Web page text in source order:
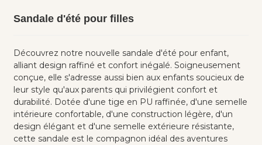
Sandale d'été pour filles
Découvrez notre nouvelle sandale d'été pour enfant,
alliant design raffiné et confort inégalé. Soigneusement
conçue, elle s'adresse aussi bien aux enfants soucieux de
leur style qu'aux parents qui privilégient confort et
durabilité. Dotée d'une tige en PU raffinée, d'une semelle
intérieure confortable, d'une construction légère, d'un
design élégant et d'une semelle extérieure résistante,
cette sandale est le compagnon idéal des aventures